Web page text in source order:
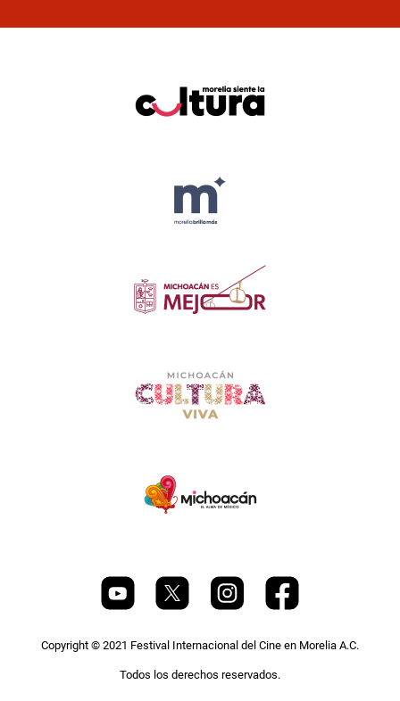
Copyright © 2021 Festival Internacional del Cine en Morelia A.C.
Todos los derechos reservados.